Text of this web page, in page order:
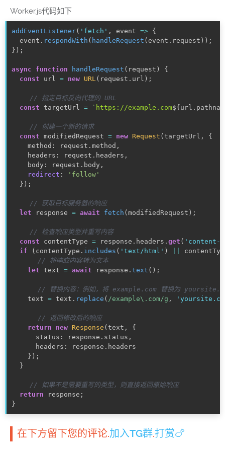
Worker.js代码如下
addEventListener( 'fetch' , event =>
{
  event
. respondWith ( handleRequest ( event . request ) ) ;
} ) ;
async function handleRequest ( request )
{
const url = new URL ( request . url ) ;
// 指定目标反向代理的 URL
const targetUrl = ` https://example.com${ url .
// 创建一个新的请求
const modifiedRequest = new Request ( targetUrl ,
{
    method
: request . method ,
    headers
: request . headers ,
    body
: request . body ,
redirect :
'follow'
} ) ;
// 获取目标服务器的响应
let response = await fetch ( modifiedRequest ) ;
// 检查响应类型并重写内容
const contentType = response . headers . get ( 'content-
if
( contentType . includes ( 'text/html' )
// 将响应内容转为文本
let text = await response . text ( ) ;
// 替换内容：例如，将 example.com 替换为
    text
= text . replace ( /example\.com/g ,
// 返回修改后的响应
return
new Response ( text ,
{
      status
: response . status ,
      headers
: response . headers
} ) ;
}
// 如果不是需要重写的类型，则直接返回原始响应
return response ;
}
在下方留下您的评论.加入TG群.打赏🍗